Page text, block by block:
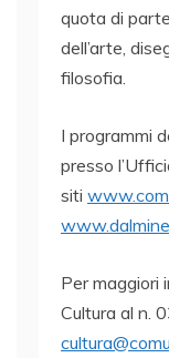
quota di
dell’arte,
filosofia.
I programmi
presso
siti
Per maggiori
Cultura al n.